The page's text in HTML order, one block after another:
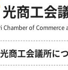
光商工会
Chamber of Commerce
光商工会議所に